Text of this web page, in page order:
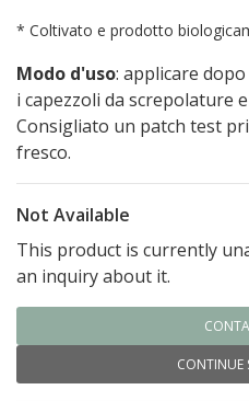
* Coltivato e prodotto
Modo d'uso: applicare
i capezzoli da screpolature
Consigliato un patch test
fresco.
Not Available
This product is currently
an inquiry about it.
CONTINUE